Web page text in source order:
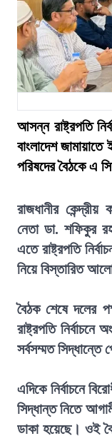
আসন্ন রাষ্ট্রপতি
বাংলাদেশ জামায়াতে
পরিষদের বৈঠকে এ
রাজধানীর
নেতা ডা. শফিকুর
এতে রাষ্ট্রপতি
নিয়ে বিস্তারিত
বৈঠক শেষে দলের
রাষ্ট্রপতি নির্বাচনে
সর্বসম্মত সিদ্ধান্তে
এদিকে নির্বাচনে
সিদ্ধান্ত নিতে
ডাকা হয়েছে। ওই